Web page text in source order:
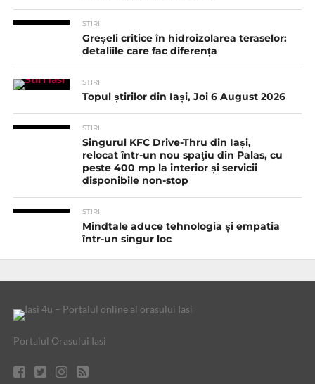
STIRI
Greșeli critice în hidroizolarea teraselor:
detaliile care fac diferența
STIRI
Topul știrilor din Iași, Joi 6 August 2026
STIRI
Singurul KFC Drive-Thru din Iași,
relocat într-un nou spaţiu din Palas, cu
peste 400 mp la interior și servicii
disponibile non-stop
STIRI
Mindtale aduce tehnologia și empatia
într-un singur loc
Portalul Orasului Iasi